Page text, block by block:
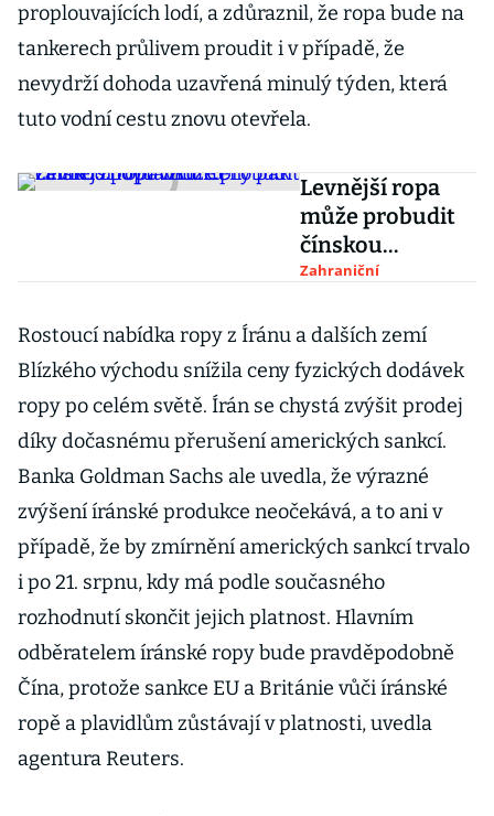
proplouvajících lodí, a zdůraznil, že ropa bude na
tankerech průlivem proudit i v případě, že
nevydrží dohoda uzavřená minulý týden, která
tuto vodní cestu znovu otevřela.
Levnější ropa
může probudit
čínskou
poptávku. Ceny
znovu vzhůru
Zahraniční
Rostoucí nabídka ropy z Íránu a dalších zemí
Blízkého východu snížila ceny fyzických dodávek
ropy po celém světě. Írán se chystá zvýšit prodej
díky dočasnému přerušení amerických sankcí.
Banka Goldman Sachs ale uvedla, že výrazné
zvýšení íránské produkce neočekává, a to ani v
případě, že by zmírnění amerických sankcí trvalo
i po 21. srpnu, kdy má podle současného
rozhodnutí skončit jejich platnost. Hlavním
odběratelem íránské ropy bude pravděpodobně
Čína, protože sankce EU a Británie vůči íránské
ropě a plavidlům zůstávají v platnosti, uvedla
agentura Reuters.